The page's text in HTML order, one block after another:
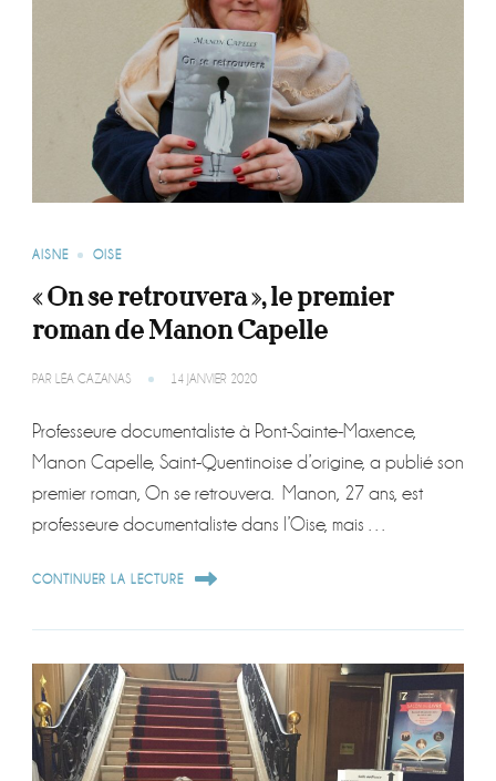
AISNE OISE
« On se retrouvera », le premier
roman de Manon Capelle
PAR LÉA CAZANAS 14 JANVIER 2020
Professeure documentaliste à Pont-Sainte-Maxence,
Manon Capelle, Saint-Quentinoise d’origine, a publié son
premier roman, On se retrouvera. Manon, 27 ans, est
professeure documentaliste dans l’Oise, mais …
CONTINUER LA LECTURE